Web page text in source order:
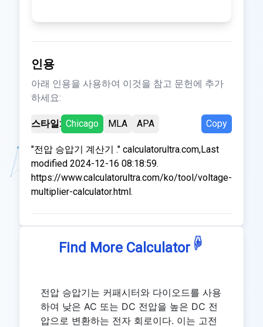
인용
아래 인용을 사용하여 이것을 참고 문헌에 추가
하세요:
스타일: Chicago MLA APA Copy
"전압 승압기 계산기 ." calculatorultra.com,Last
modified 2024-12-16 08:18:59.
https://www.calculatorultra.com/ko/tool/voltage-
multiplier-calculator.html.
Find More Calculator ☟
전압 승압기는 커패시터와 다이오드를 사용
하여 낮은 AC 또는 DC 전압을 높은 DC 전
압으로 변환하는 전자 회로이다. 이는 고전